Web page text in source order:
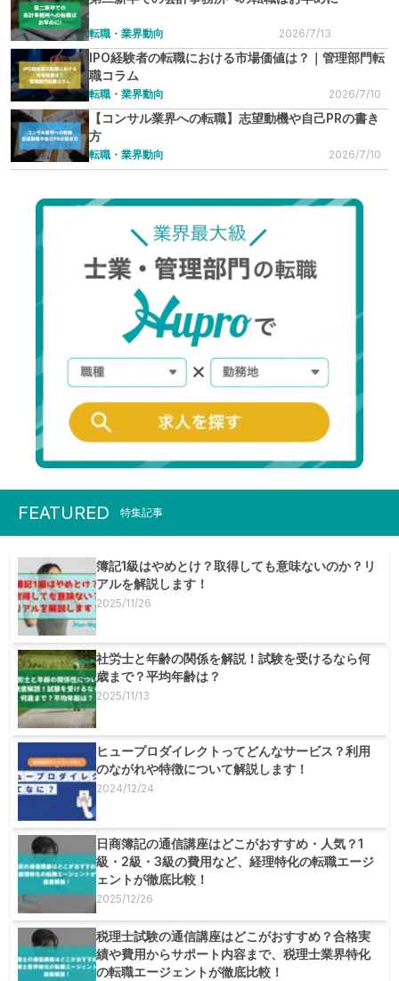
転職・業界動向 2026/7/13
IPO経験者の転職における市場価値は？｜管理部門転
職コラム
転職・業界動向 2026/7/10
【コンサル業界への転職】志望動機や自己PRの書き
方
転職・業界動向 2026/7/10
FEATURED 特集記事
簿記1級はやめとけ？取得しても意味ないのか？リ
アルを解説します！
2025/11/26
社労士と年齢の関係を解説！試験を受けるなら何
歳まで？平均年齢は？
2025/11/13
ヒュープロダイレクトってどんなサービス？利用
のながれや特徴について解説します！
2024/12/24
日商簿記の通信講座はどこがおすすめ・人気？1
級・2級・3級の費用など、経理特化の転職エージ
ェントが徹底比較！
2025/12/26
税理士試験の通信講座はどこがおすすめ？合格実
績や費用からサポート内容まで、税理士業界特化
の転職エージェントが徹底比較！